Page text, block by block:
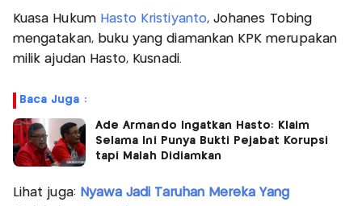
Kuasa HukumHasto Kristiyanto, Johanes Tobing
mengatakan, buku yang diamankan KPK merupakan
milik ajudan Hasto, Kusnadi.
Baca Juga :
Ade Armando Ingatkan Hasto: Klaim
Selama Ini Punya Bukti Pejabat Korupsi
tapi Malah Didiamkan
Lihat juga: Nyawa Jadi Taruhan Mereka Yang